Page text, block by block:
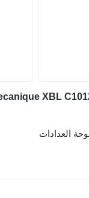
العدادات